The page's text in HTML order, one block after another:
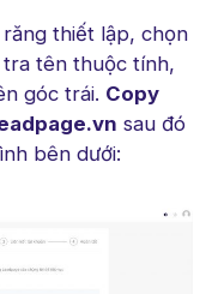
thiết lập, chọn
tra tên thuộc tính,
góc trái. Copy
sau đó
bên dưới: